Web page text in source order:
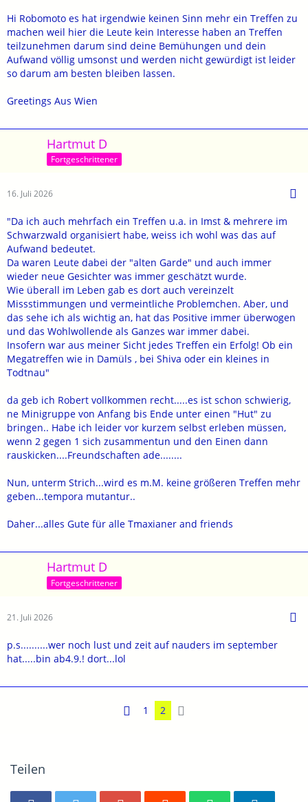
Hi Robomoto es hat irgendwie keinen Sinn mehr ein Treffen zu
machen weil hier die Leute kein Interesse haben an Treffen
teilzunehmen darum sind deine Bemühungen und dein
Aufwand völlig umsonst und werden nicht gewürdigt ist leider
so darum am besten bleiben lassen.
Greetings Aus Wien
Hartmut D
Fortgeschrittener
16. Juli 2026
"Da ich auch mehrfach ein Treffen u.a. in Imst & mehrere im
Schwarzwald organisiert habe, weiss ich wohl was das auf
Aufwand bedeutet.
Da waren Leute dabei der "alten Garde" und auch immer
wieder neue Gesichter was immer geschätzt wurde.
Wie überall im Leben gab es dort auch vereinzelt
Missstimmungen und vermeintliche Problemchen. Aber, und
das sehe ich als wichtig an, hat das Positive immer überwogen
und das Wohlwollende als Ganzes war immer dabei.
Insofern war aus meiner Sicht jedes Treffen ein Erfolg! Ob ein
Megatreffen wie in Damüls , bei Shiva oder ein kleines in
Todtnau"
da geb ich Robert vollkommen recht.....es ist schon schwierig,
ne Minigruppe von Anfang bis Ende unter einen "Hut" zu
bringen.. Habe ich leider vor kurzem selbst erleben müssen,
wenn 2 gegen 1 sich zusammentun und den Einen dann
rauskicken....Freundschaften ade........
Nun, unterm Strich...wird es m.M. keine größeren Treffen mehr
geben...tempora mutantur..
Daher...alles Gute für alle Tmaxianer and friends
Hartmut D
Fortgeschrittener
21. Juli 2026
p.s..........wer noch lust und zeit auf nauders im september
hat.....bin ab4.9.! dort...lol
1 2
Teilen